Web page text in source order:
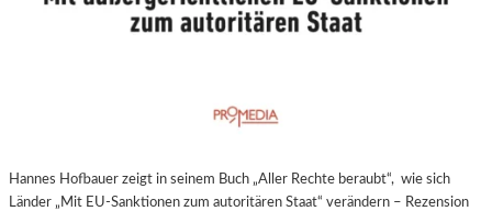
Hannes Hofbauer zeigt in seinem Buch „Aller Rechte beraubt“, wie sich
Länder „Mit EU-Sanktionen zum autoritären Staat“ verändern – Rezension